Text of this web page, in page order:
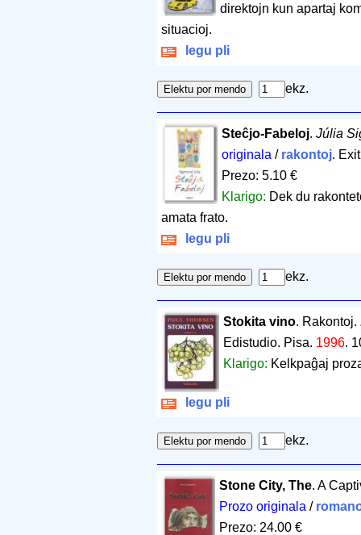
direktojn kun apartaj
situacioj.
legu pli
ekz.
Steĉjo-Fabeloj. Júlia
originala / rakontoj.
Prezo: 5.10 €
Klarigo: Dek du
amata frato.
legu pli
ekz.
Stokita vino. Rakontoj.
Edistudio. Pisa. 1996.
Klarigo: Kelkpaĝaj
legu pli
ekz.
Stone City, The. A
Prozo originala /
Prezo: 24.00 €